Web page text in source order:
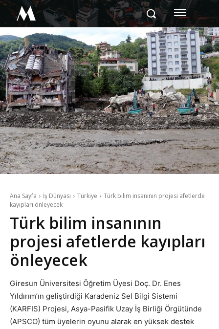
M
Ana Sayfa İş Dünyası Türkiye
Türk bilim insanının projesi afetlerde
kayıpları önleyecek
Türk bilim insanının
projesi afetlerde kayıpları
önleyecek
Giresun Üniversitesi Öğretim Üyesi Doç. Dr. Enes
Yıldırım’ın geliştirdiği Karadeniz Sel Bilgi Sistemi
(KARFIS) Projesi, Asya-Pasifik Uzay İş Birliği Örgütünde
(APSCO) tüm üyelerin oyunu alarak en yüksek destek